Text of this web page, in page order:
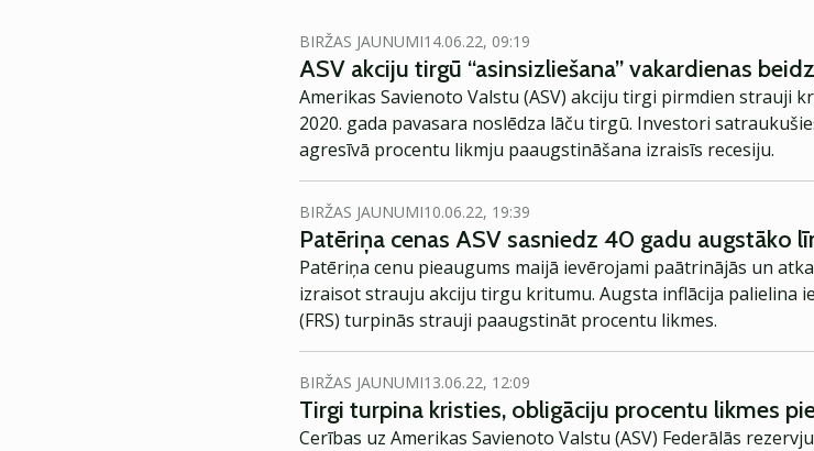
BIRŽAS JAUNUMI14.06.22, 09:19
ASV akciju tirgū “asinsizliešana” vakardienas
Amerikas Savienoto Valstu (ASV) akciju tirgi pirmdien strauji
2020. gada pavasara noslēdza lāču tirgū. Investori
agresīvā procentu likmju paaugstināšana izraisīs recesiju.
BIRŽAS JAUNUMI10.06.22, 19:39
Patēriņa cenas ASV sasniedz 40 gadu augstāko
Patēriņa cenu pieaugums maijā ievērojami paātrinājās un
izraisot strauju akciju tirgu kritumu. Augsta inflācija palielina
(FRS) turpinās strauji paaugstināt procentu likmes.
BIRŽAS JAUNUMI13.06.22, 12:09
Tirgi turpina kristies, obligāciju procentu likmes
Cerības uz Amerikas Savienoto Valstu (ASV) Federālās